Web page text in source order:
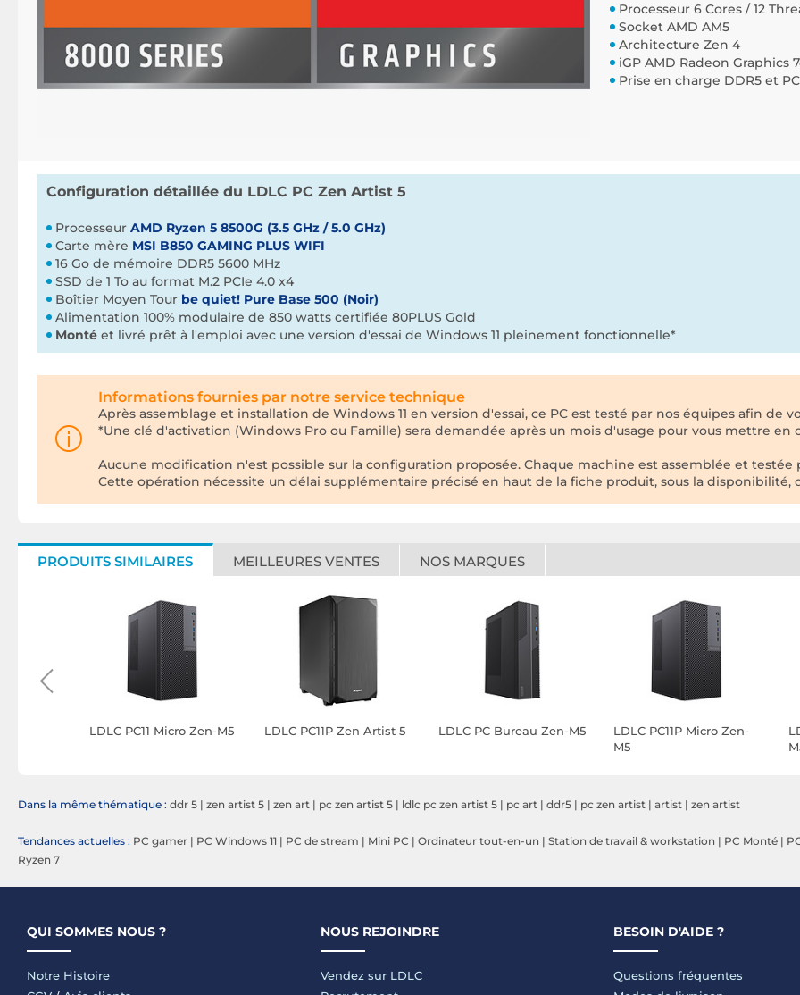
Processeur 6 Cores / 12
Socket AMD AM5
Architecture Zen 4
iGP AMD Radeon Graphics
Prise en charge DDR5 et
Configuration détaillée du LDLC PC Zen Artist 5
Processeur AMD Ryzen 5 8500G (3.5 GHz / 5.0 GHz)
Carte mère MSI B850 GAMING PLUS WIFI
16 Go de mémoire DDR5 5600 MHz
SSD de 1 To au format M.2 PCIe 4.0 x4
Boîtier Moyen Tour be quiet! Pure Base 500 (Noir)
Alimentation 100% modulaire de 850 watts certifiée 80PLUS Gold
Monté et livré prêt à l'emploi avec une version d'essai de Windows 11 pleinement fonctionnelle*
Informations fournies par notre service technique
Après assemblage et installation de Windows 11 en version d'essai, ce PC est testé par nos équipes afin de
*Une clé d'activation (Windows Pro ou Famille) sera demandée après un mois d'usage pour vous mettre en
Aucune modification n'est possible sur la configuration proposée. Chaque machine est assemblée et
Cette opération nécessite un délai supplémentaire précisé en haut de la fiche produit, sous la disponibilité,
PRODUITS SIMILAIRES MEILLEURES VENTES NOS MARQUES
LDLC PC11 Micro Zen-M5 LDLC PC11P Zen Artist 5 LDLC PC Bureau Zen-M5
LDLC PC11P Micro Zen-
M5
Dans la même thématique : ddr 5 | zen artist 5 | zen art | pc zen artist 5 | ldlc pc zen artist 5 | pc art | ddr5 | pc zen artist | artist | zen artist
Tendances actuelles : PC gamer | PC Windows 11 | PC de stream | Mini PC | Ordinateur tout-en-un | Station de travail & workstation | PC Monté |
Ryzen 7
QUI SOMMES NOUS ?
Notre Histoire
NOUS REJOINDRE
Vendez sur LDLC
BESOIN D'AIDE ?
Questions fréquentes